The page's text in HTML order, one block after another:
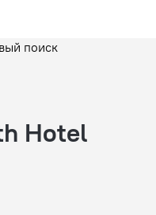
поиск
Hotel